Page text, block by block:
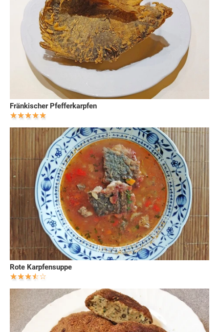
Fränkischer Pfefferkarpfen
Rote Karpfensuppe